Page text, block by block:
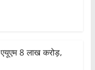
8 लाख करोड़,